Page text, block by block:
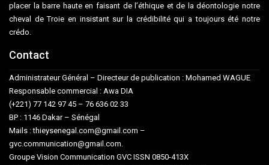
placer la barre haute en faisant de l’éthique et de la déontologie notre
cheval de Troie en insistant sur la crédibilité qui a toujours été notre
crédo.
Contact
Administrateur Général – Directeur de publication : Mohamed WAGUE
Responsable commercial : Awa DIA
(+221) 77 142 97 45 – 76 636 02 33
BP : 1146 Dakar – Sénégal
Mails : thieysenegal.com@gmail.com –
gvc.communication@gmail.com.
Groupe Vision Communication GVC ISSN 0850-413X